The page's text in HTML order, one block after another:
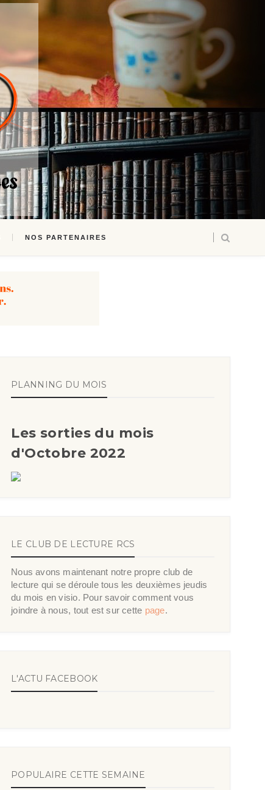
NOS PARTENAIRES
PLANNING DU MOIS
Les sorties du mois
d'Octobre 2022
LE CLUB DE LECTURE RCS
Nous avons maintenant notre propre club de
lecture qui se déroule tous les deuxièmes jeudis
du mois en visio. Pour savoir comment vous
joindre à nous, tout est sur cette page.
L'ACTU FACEBOOK
POPULAIRE CETTE SEMAINE